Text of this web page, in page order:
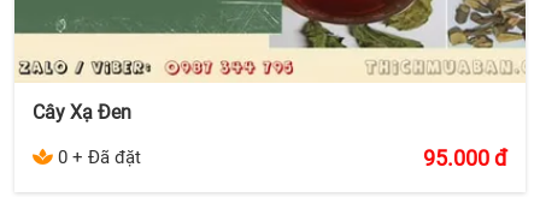
Cây Xạ Đen
0 + Đã đặt 95.000đ